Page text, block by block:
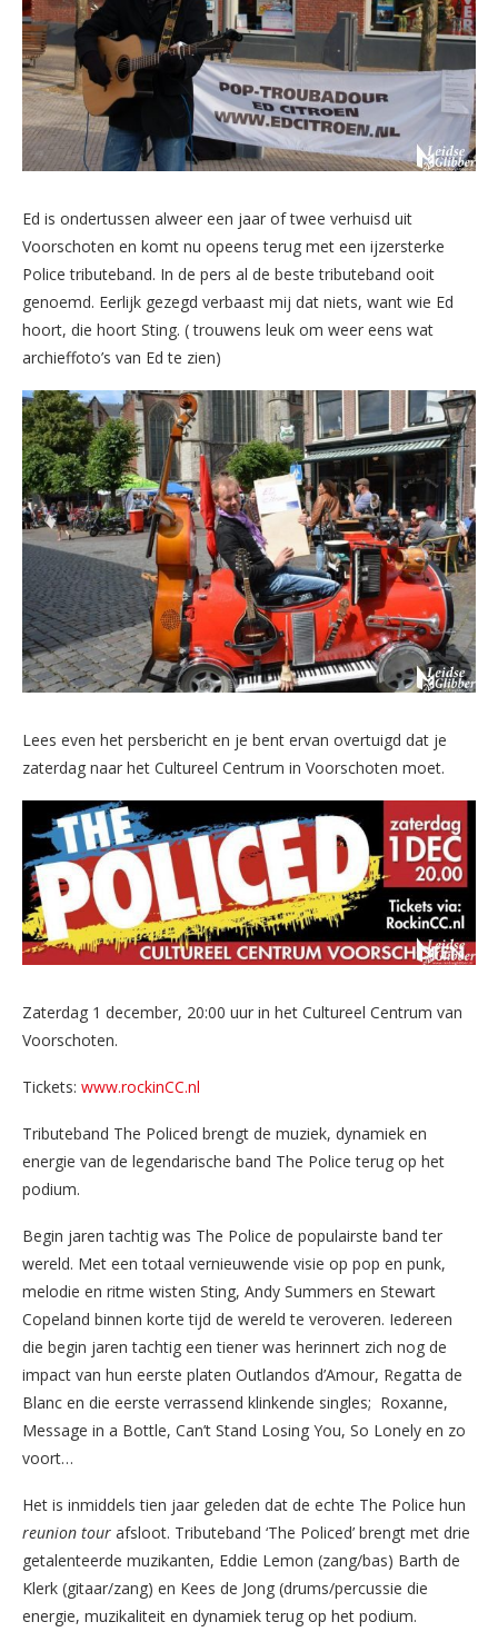
Ed is ondertussen alweer een jaar of twee verhuisd uit
Voorschoten en komt nu opeens terug met een ijzersterke
Police tributeband. In de pers al de beste tributeband ooit
genoemd. Eerlijk gezegd verbaast mij dat niets, want wie Ed
hoort, die hoort Sting. ( trouwens leuk om weer eens wat
archieffoto’s van Ed te zien)
Lees even het persbericht en je bent ervan overtuigd dat je
zaterdag naar het Cultureel Centrum in Voorschoten moet.
Zaterdag 1 december, 20:00 uur in het Cultureel Centrum van
Voorschoten.
Tickets: www.rockinCC.nl
Tributeband The Policed brengt de muziek, dynamiek en
energie van de legendarische band The Police terug op het
podium.
Begin jaren tachtig was The Police de populairste band ter
wereld. Met een totaal vernieuwende visie op pop en punk,
melodie en ritme wisten Sting, Andy Summers en Stewart
Copeland binnen korte tijd de wereld te veroveren. Iedereen
die begin jaren tachtig een tiener was herinnert zich nog de
impact van hun eerste platen Outlandos d’Amour, Regatta de
Blanc en die eerste verrassend klinkende singles; Roxanne,
Message in a Bottle, Can’t Stand Losing You, So Lonely en zo
voort…
Het is inmiddels tien jaar geleden dat de echte The Police hun
reunion tour afsloot. Tributeband ‘The Policed’ brengt met drie
getalenteerde muzikanten, Eddie Lemon (zang/bas) Barth de
Klerk (gitaar/zang) en Kees de Jong (drums/percussie die
energie, muzikaliteit en dynamiek terug op het podium.